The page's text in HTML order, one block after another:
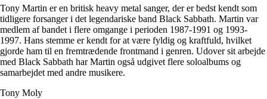
Tony Martin er en britisk heavy metal sanger, der er bedst kendt som
tidligere forsanger i det legendariske band Black Sabbath. Martin var
medlem af bandet i flere omgange i perioden 1987-1991 og 1993-
1997. Hans stemme er kendt for at være fyldig og kraftfuld, hvilket
gjorde ham til en fremtrædende frontmand i genren. Udover sit arbejde
med Black Sabbath har Martin også udgivet flere soloalbums og
samarbejdet med andre musikere.
Tony Moly